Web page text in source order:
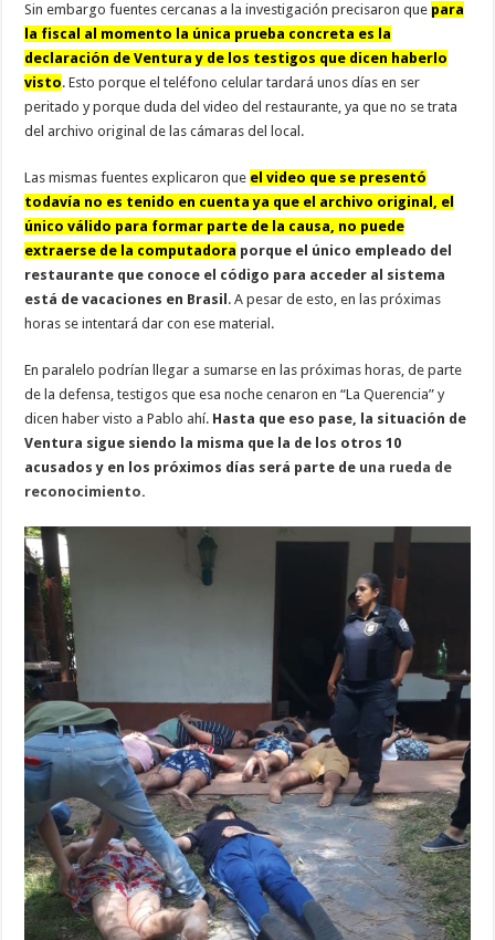
Sin embargo fuentes cercanas a la investigación precisaron que para
la fiscal al momento la única prueba concreta es la
declaración de Ventura y de los testigos que dicen haberlo
visto. Esto porque el teléfono celular tardará unos días en ser
peritado y porque duda del video del restaurante, ya que no se trata
del archivo original de las cámaras del local.
Las mismas fuentes explicaron que el video que se presentó
todavía no es tenido en cuenta ya que el archivo original, el
único válido para formar parte de la causa, no puede
extraerse de la computadora porque el único empleado del
restaurante que conoce el código para acceder al sistema
está de vacaciones en Brasil . A pesar de esto, en las próximas
horas se intentará dar con ese material.
En paralelo podrían llegar a sumarse en las próximas horas, de parte
de la defensa, testigos que esa noche cenaron en “La Querencia” y
dicen haber visto a Pablo ahí. Hasta que eso pase, la situación de
Ventura sigue siendo la misma que la de los otros 10
acusados y en los próximos días será parte de una rueda de
reconocimiento.